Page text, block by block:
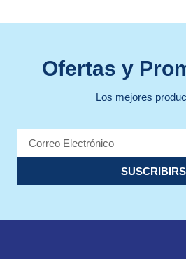
Ofertas y
Los mejores